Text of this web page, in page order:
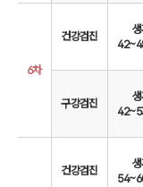
6차
건강검진
구강검진
건강검진